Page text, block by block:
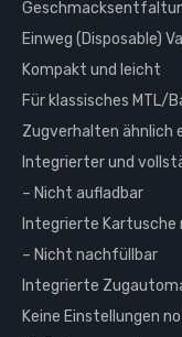
Einweg (Disposable)
Kompakt und leicht
Für klassisches MTL/
Zugverhalten ähnlich
Integrierter und
– Nicht aufladbar
Integrierte
– Nicht nachfüllbar
Integrierte
Keine Einstellungen